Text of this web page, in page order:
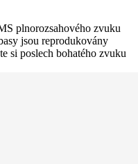
plnorozsahového zvuku
jsou reprodukovány
si poslech bohatého zvuku